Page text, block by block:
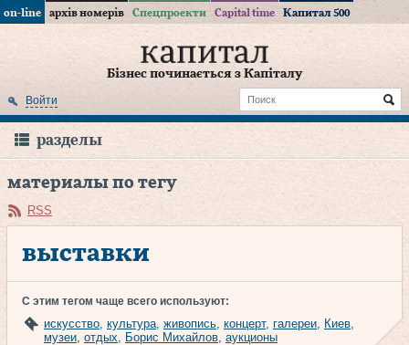
on-line архів номерів Спецпроекти Capital time Капитал 500
Бізнес починається з Капіталу
Войти
разделы
материалы по тегу
RSS
выставки
С этим тегом чаще всего используют:
искусство, культура, живопись, концерт, галереи, Киев,
музеи, отдых, Борис Михайлов, аукционы